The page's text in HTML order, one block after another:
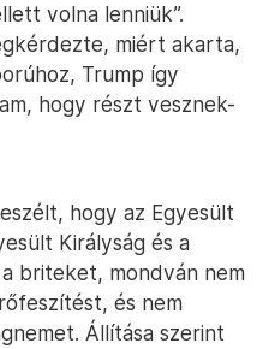
volna lenniük”.
miért akarta,
Trump így
hogy részt vesznek-
hogy az Egyesült
Királyság és a
briteket, mondván nem
és nem
Állítása szerint